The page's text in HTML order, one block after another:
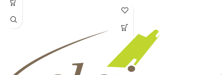
negovanim. Univerzalna